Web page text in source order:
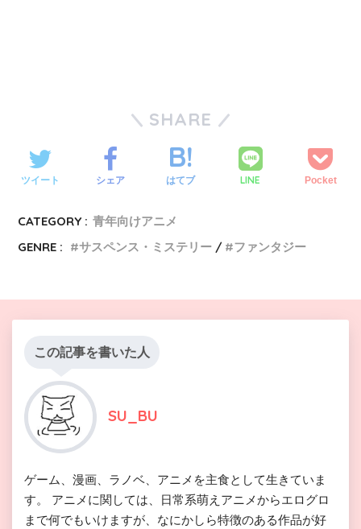
SHARE
ツイート シェア はてブ LINE Pocket
CATEGORY : 青年向けアニメ
GENRE :
サスペンス・ミステリー ファンタジー
この記事を書いた人
SU_BU
ゲーム、漫画、ラノベ、アニメを主食として生きていま
す。 アニメに関しては、日常系萌えアニメからエログロ
まで何でもいけますが、なにかしら特徴のある作品が好